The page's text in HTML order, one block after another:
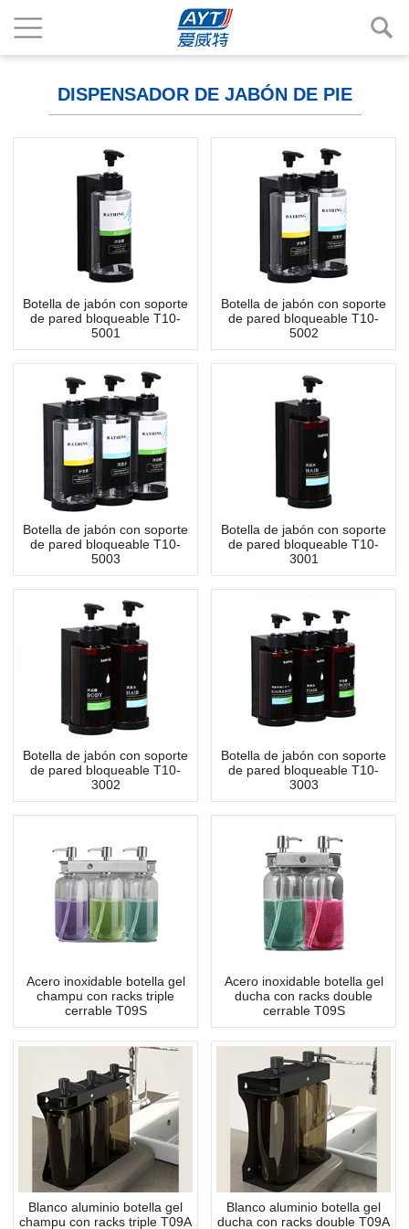
DISPENSADOR DE JABÓN DE PIE
Botella de jabón con soporte
de pared bloqueable T10-
5001
Botella de jabón con soporte
de pared bloqueable T10-
5002
Botella de jabón con soporte
de pared bloqueable T10-
5003
Botella de jabón con soporte
de pared bloqueable T10-
3001
Botella de jabón con soporte
de pared bloqueable T10-
3002
Botella de jabón con soporte
de pared bloqueable T10-
3003
Acero inoxidable botella gel
champu con racks triple
cerrable T09S
Acero inoxidable botella gel
ducha con racks double
cerrable T09S
Blanco aluminio botella gel
champu con racks triple T09A
Blanco aluminio botella gel
ducha con racks double T09A